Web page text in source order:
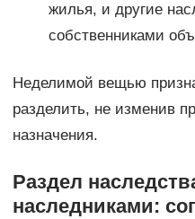
жилья, и другие
собственниками
Неделимой вещью
разделить, не изменив
назначения.
Раздел
наследниками: